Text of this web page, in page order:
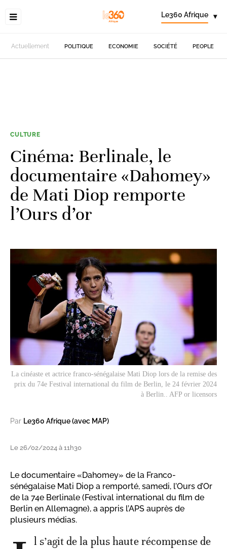
Le360 Afrique ▾
Actuellement POLITIQUE ECONOMIE SOCIÉTÉ PEOPLE
CULTURE
Cinéma: Berlinale, le
documentaire «Dahomey»
de Mati Diop remporte
l’Ours d’or
La cinéaste et actrice franco-sénégalaise Mati Diop lors de la remise des
prix du 74e Festival international du film de Berlin, le 24 février 2024
à Berlin.. AFP or licensors
Par Le360 Afrique (avec MAP)
Le 26/02/2024 à 11h30
Le documentaire «Dahomey» de la Franco-
sénégalaise Mati Diop a remporté, samedi, l’Ours d’Or
de la 74e Berlinale (Festival international du film de
Berlin en Allemagne), a appris l’APS auprès de
plusieurs médias.
l s’agit de la plus haute récompense de